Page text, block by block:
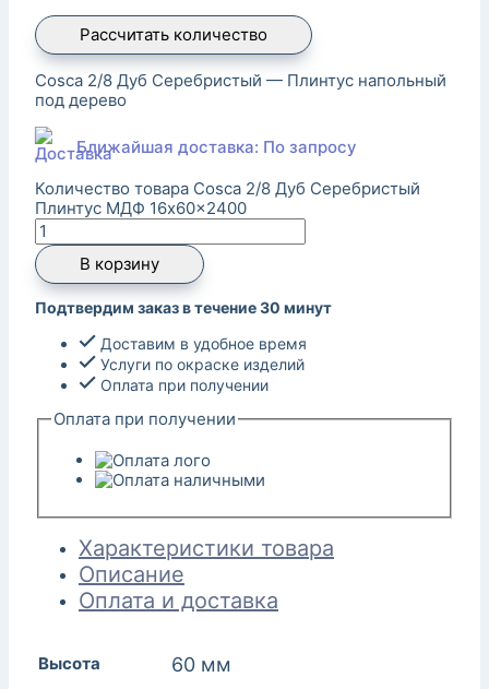
Рассчитать количество
Cosca 2/8 Дуб Серебристый — Плинтус напольный
под дерево
Ближайшая доставка: По запросу
Количество товара Cosca 2/8 Дуб Серебристый
Плинтус МДФ 16x60x2400
В корзину
Подтвердим заказ в течение 30 минут
Доставим в удобное время
Услуги по окраске изделий
Оплата при получении
Оплата при получении
Характеристики товара
Описание
Оплата и доставка
Высота 60 мм